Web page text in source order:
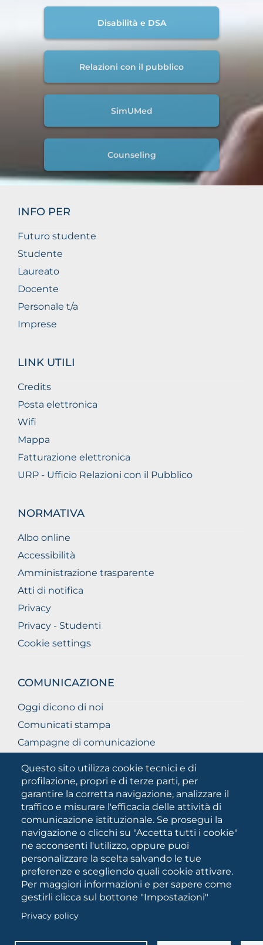
Questo sito utilizza cookie tecnici e di
profilazione, propri e di terze parti, per
garantire la corretta navigazione, analizzare il
traffico e misurare l'efficacia delle attività di
comunicazione istituzionale. Se prosegui la
navigazione o clicchi su "Accetta tutti i cookie"
ne acconsenti l'utilizzo, oppure puoi
personalizzare la scelta salvando le tue
preferenze e scegliendo quali cookie attivare.
Per maggiori informazioni e per sapere come
gestirli clicca sul bottone "Impostazioni"
Privacy policy
Disabilità e DSA
Relazioni con il pubblico
SimUMed
Counseling
INFO PER
Futuro studente
Studente
Laureato
Docente
Personale t/a
Imprese
LINK UTILI
Credits
Posta elettronica
Wifi
Mappa
Fatturazione elettronica
URP - Ufficio Relazioni con il Pubblico
NORMATIVA
Albo online
Accessibilità
Amministrazione trasparente
Atti di notifica
Privacy
Privacy - Studenti
Cookie settings
COMUNICAZIONE
Oggi dicono di noi
Comunicati stampa
Campagne di comunicazione
Unifg Mag
Manuale di identità visiva
Facts and figures
SOCIAL
MEDIA
Università degli Studi di Foggia • Via A.Gramsci 89/91 •